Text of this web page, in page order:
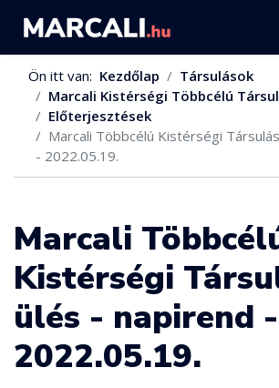
Ön itt van: Kezdőlap
Társulások
Marcali Kistérségi Többcélú
Előterjesztések
Marcali Többcélú Kistérségi
- 2022.05.19.
Marcali
Kistérségi
ülés - napirend -
2022.05.19.